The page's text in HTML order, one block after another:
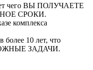
чего ВЫ ПОЛУЧАЕТЕ
СРОКИ.
комплекса
10 лет, что
ЗАДАЧИ.